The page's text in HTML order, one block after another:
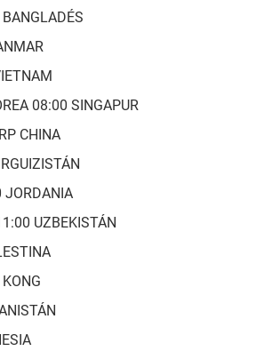
08:00 SINGAPUR
CHINA
JORDANIA
UZBEKISTÁN